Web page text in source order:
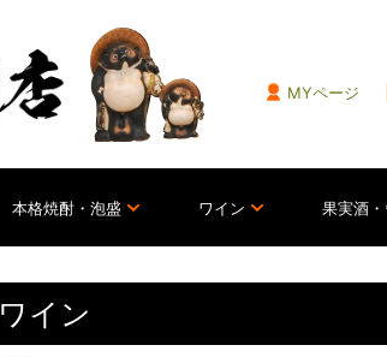
MYページ
本格焼酎・泡盛 ワイン 果実酒
ワイン